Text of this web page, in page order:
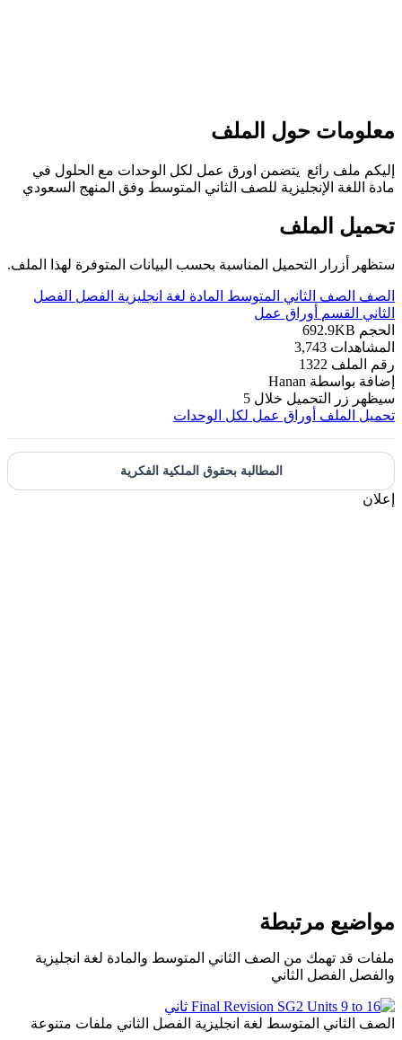
حول الملف
ملف رائع يتضمن اورق عمل لكل الوحدات مع الحلول في
اللغة الإنجليزية للصف الثاني المتوسط وفق المنهج السعودي
الملف
أزرار التحميل المناسبة بحسب البيانات المتوفرة لهذا الملف.
الصف الثاني المتوسط المادة لغة انجليزية الفصل الفصل
القسم أوراق عمل
692.9KB
3,743
الملف 1322
بواسطة Hanan
زر التحميل خلال 5
الملف أوراق عمل لكل الوحدات
المطالبة بحقوق الملكية الفكرية
مرتبطة
قد تهمك من الصف الثاني المتوسط والمادة لغة انجليزية
الفصل الثاني
الثاني المتوسط لغة انجليزية الفصل الثاني ملفات متنوعة